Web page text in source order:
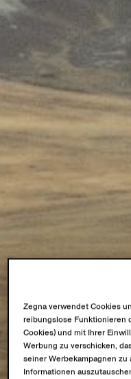
Zegna verwendet Cookies
reibungslose Funktionieren
Cookies) und mit Ihrer
Werbung zu verschicken,
seiner Werbekampagnen
Informationen